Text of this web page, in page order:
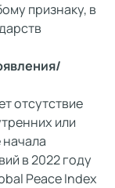
признаку, в
отсутствие
или
в 2022 году
Peace Index